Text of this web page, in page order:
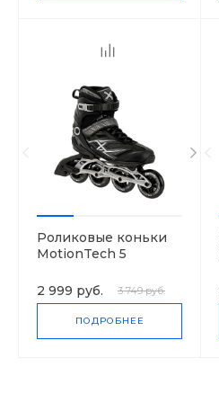
Роликовые коньки
MotionTech 5
2 999 руб. 3 749 руб.
ПОДРОБНЕЕ